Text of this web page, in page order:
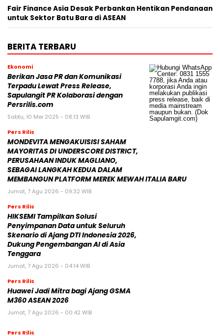
Fair Finance Asia Desak Perbankan Hentikan Pendanaan
untuk Sektor Batu Bara di ASEAN
BERITA TERBARU
Ekonomi
Berikan Jasa PR dan Komunikasi
Terpadu Lewat Press Release,
Sapulangit PR Kolaborasi dengan
Persrilis.com
Sabtu, 10 Mei 2025 - 08:13 WIB
Pers Rilis
MONDEVITA MENGAKUISISI SAHAM
MAYORITAS DI UNDERSCORE DISTRICT,
PERUSAHAAN INDUK MAGLIANO,
SEBAGAI LANGKAH KEDUA DALAM
MEMBANGUN PLATFORM MEREK MEWAH ITALIA BARU
Jumat, 7 Agu 2026 - 09:32 WIB
Pers Rilis
HIKSEMI Tampilkan Solusi
Penyimpanan Data untuk Seluruh
Skenario di Ajang DTI Indonesia 2026,
Dukung Pengembangan AI di Asia
Tenggara
Jumat, 7 Agu 2026 - 04:14 WIB
Pers Rilis
Huawei Jadi Mitra bagi Ajang GSMA
M360 ASEAN 2026
Jumat, 7 Agu 2026 - 00:42 WIB
Pers Rilis